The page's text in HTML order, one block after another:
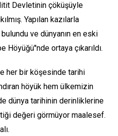
Devletinin çöküşüyle
Yapılan kazılarla
ve dünyanın en eski
ortaya çıkarıldı.
her bir köşesinde tarihi
höyük hem ülkemizin
dünya tarihinin derinliklerine
değeri görmüyor maalesef.